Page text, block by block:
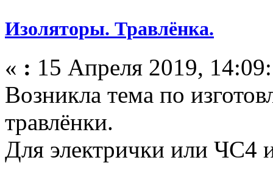
Изоляторы. Травлёнка.
« : 15 Апреля 2019,
Возникла тема по
травлёнки.
Для электрички или ЧС4